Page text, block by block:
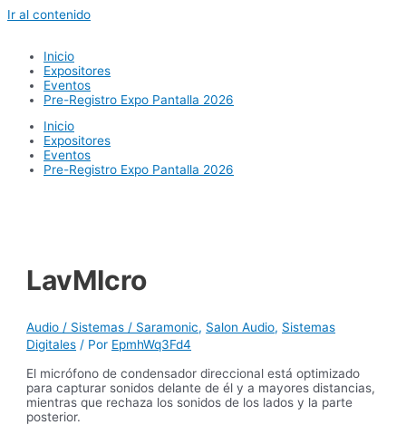
Ir al contenido
Inicio
Expositores
Eventos
Pre-Registro Expo Pantalla 2026
Inicio
Expositores
Eventos
Pre-Registro Expo Pantalla 2026
LavMIcro
Audio / Sistemas / Saramonic, Salon Audio, Sistemas
Digitales / Por EpmhWq3Fd4
El micrófono de condensador direccional está optimizado
para capturar sonidos delante de él y a mayores distancias,
mientras que rechaza los sonidos de los lados y la parte
posterior.